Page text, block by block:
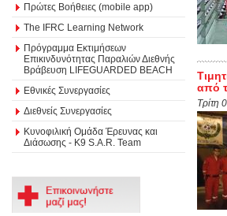
Πρώτες Βοήθειες (mobile app)
The IFRC Learning Network
Πρόγραμμα Εκτιμήσεων
Επικινδυνότητας Παραλιών Διεθνής
Βράβευση LIFEGUARDED BEACH
Εθνικές Συνεργασίες
Διεθνείς Συνεργασίες
Κυνοφιλική Ομάδα Έρευνας και
Διάσωσης - Κ9 S.A.R. Team
από
Τρίτη